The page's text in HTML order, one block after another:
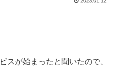
スが始まったと聞いたので、